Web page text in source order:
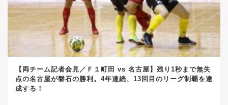
【両チーム記者会見／Ｆ１町田 vs 名古屋】残り1秒まで無失
点の名古屋が磐石の勝利。4年連続、13回目のリーグ制覇を達
成する！